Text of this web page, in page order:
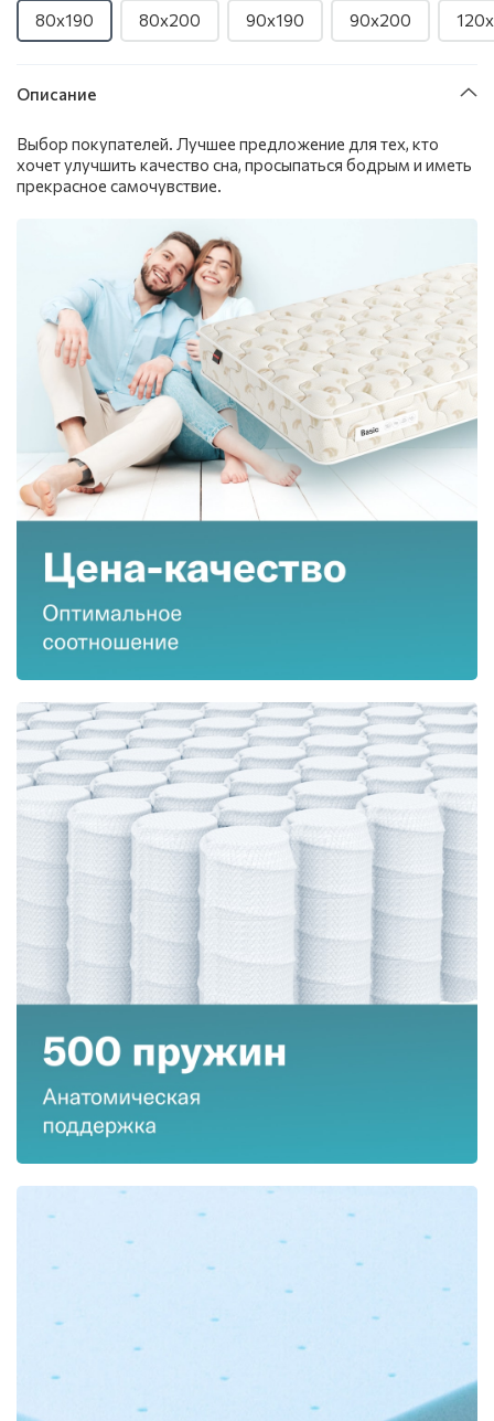
80х190 80х200 90х190 90х200
Описание
Выбор покупателей. Лучшее предложение для тех, кто
хочет улучшить качество сна, просыпаться бодрым и иметь
прекрасное самочувствие.